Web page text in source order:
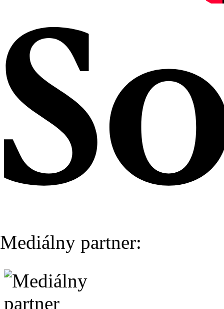
Mediálny partner: